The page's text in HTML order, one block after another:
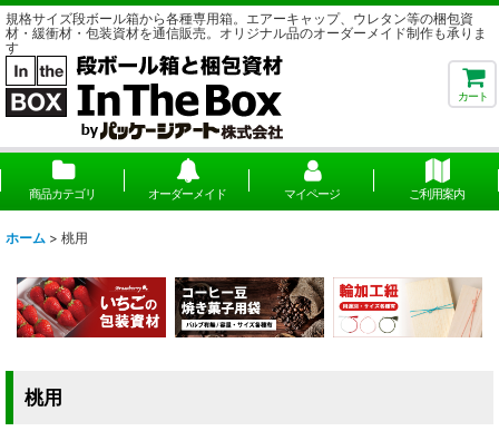
規格サイズ段ボール箱から各種専用箱。エアーキャップ、ウレタン等の梱包資
材・緩衝材・包装資材を通信販売。オリジナル品のオーダーメイド制作も承りま
す
カート
商品カテゴリ オーダーメイド マイページ ご利用案内
ホーム > 桃用
桃用